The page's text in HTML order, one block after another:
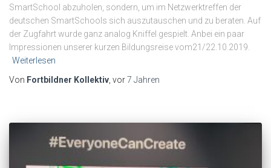
SmartSchool abzuholen, sondern, um im Netzwerktreffen der
deutschen SmartSchools sich auszutauschen und zu beraten. Auf
der Zugfahrt wurde ganz analog Kniffel gespielt. Anbei ein paar
Impressionen unserer kurzen Bildungsreise vom21/22.10.2019.
Weiterlesen
Von Fortbildner Kollektiv, vor7 Jahren